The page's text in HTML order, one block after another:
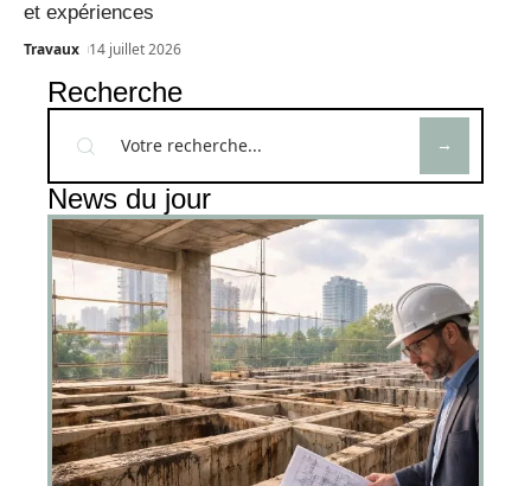
et expériences
Travaux 14 juillet 2026
Recherche
News du jour